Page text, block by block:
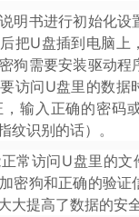
明书进行初始化设
把U盘插到电脑上
狗需要安装驱动程
访问U盘里的数据
输入正确的密码
纹识别的话）。
常访问U盘里的文
密狗和正确的验证
大提高了数据的安全